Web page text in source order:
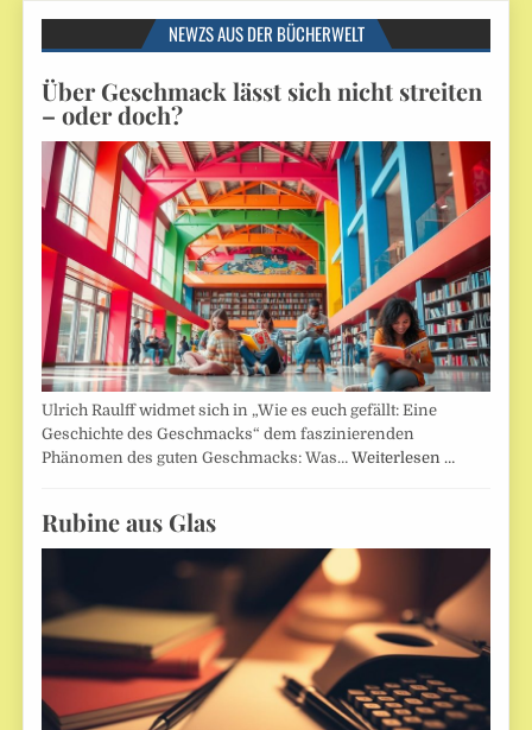
NEWZS AUS DER BÜCHERWELT
Über Geschmack lässt sich nicht streiten
– oder doch?
Ulrich Raulff widmet sich in „Wie es euch gefällt: Eine
Geschichte des Geschmacks“ dem faszinierenden
Phänomen des guten Geschmacks: Was…Weiterlesen …
Rubine aus Glas